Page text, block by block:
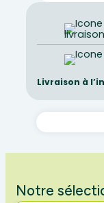
quantity
Livraison à
Notre